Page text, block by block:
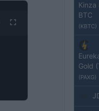
Kinza
BTC
(KBTC)
Gold
(PAXG)